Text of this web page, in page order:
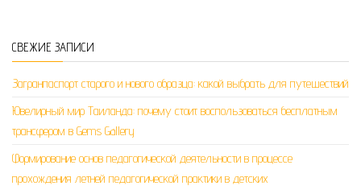
СВЕЖИЕ ЗАПИСИ
Загранпаспорт старого и нового образца: какой выбрать для путешествий
Ювелирный мир Таиланда: почему стоит воспользоваться бесплатным
трансфером в Gems Gallery
Формирование основ педагогической деятельности в процессе
прохождения летней педагогической практики в детских